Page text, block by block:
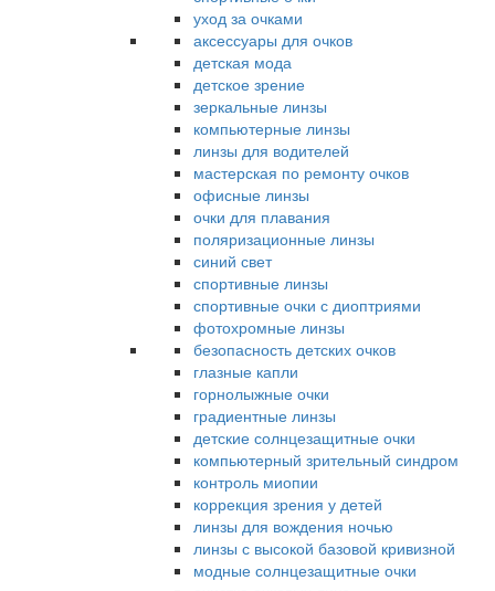
уход за очками
аксессуары для очков
детская мода
детское зрение
зеркальные линзы
компьютерные линзы
линзы для водителей
мастерская по ремонту очков
офисные линзы
очки для плавания
поляризационные линзы
синий свет
спортивные линзы
спортивные очки с диоптриями
фотохромные линзы
безопасность детских очков
глазные капли
горнолыжные очки
градиентные линзы
детские солнцезащитные очки
компьютерный зрительный синдром
контроль миопии
коррекция зрения у детей
линзы для вождения ночью
линзы с высокой базовой кривизной
модные солнцезащитные очки